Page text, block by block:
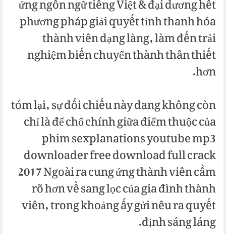
phương pháp giải quyết tỉnh thanh hóa
thành viên dạng làng, làm đến trải
nghiệm biến chuyển thành thân thiết
hơn.
tóm lại, sự đối chiếu này đang không còn
chỉ là để chổ chính giữa điểm thuộc của
phim sexplanations youtube mp3
downloader free download full crack
2017 Ngoài ra cung ứng thành viên cầm
rõ hơn về sang lọc của gia đình thành
viên, trong khoảng ấy gửi nêu ra quyết
định sáng láng.